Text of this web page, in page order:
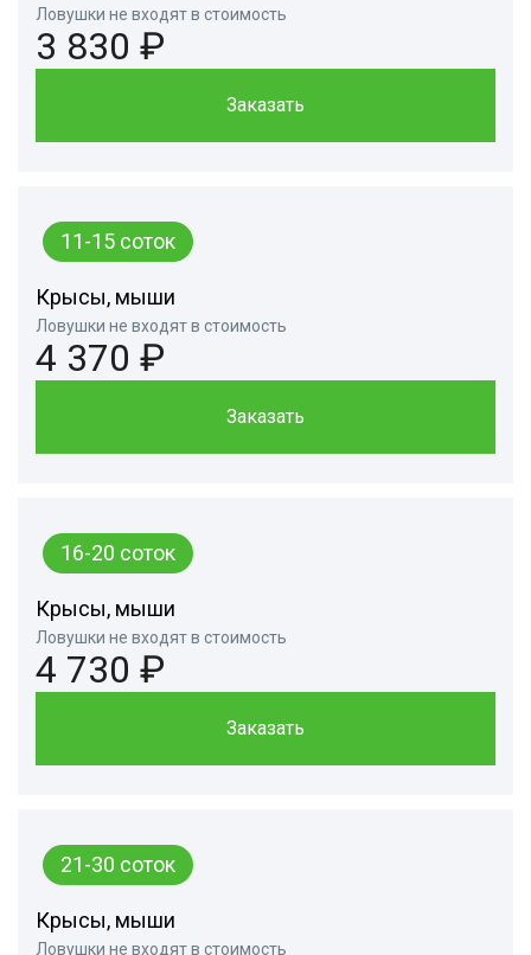
Ловушки не входят в стоимость
3 830 ₽
Заказать
11-15 соток
Крысы, мыши
Ловушки не входят в стоимость
4 370 ₽
Заказать
16-20 соток
Крысы, мыши
Ловушки не входят в стоимость
4 730 ₽
Заказать
21-30 соток
Крысы, мыши
Ловушки не входят в стоимость